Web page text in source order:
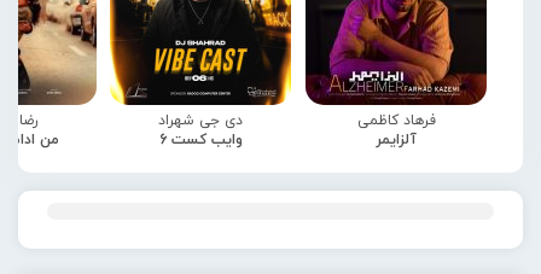
فرهاد کاظمی
آلزایمر
دی جی شهراد
وایب کست 6
رضا
من